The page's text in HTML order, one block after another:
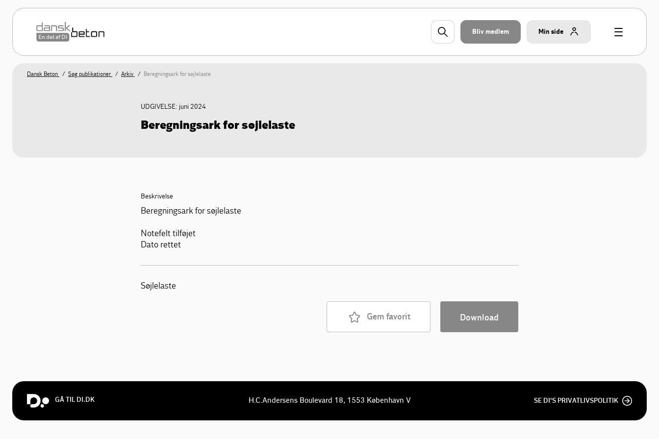
Bliv medlem Min side
Dansk Beton Søg publikationer Arkiv Beregningsark for søjlelaste
UDGIVELSE: juni 2024
Beregningsark for søjlelaste
Beskrivelse
Beregningsark for søjlelaste
Notefelt tilføjet
Dato rettet
Søjlelaste
Gem favorit Download
GÅ TIL DI.DK H.C.Andersens Boulevard 18, 1553 København V SE DI'S PRIVATLIVSPOLITIK